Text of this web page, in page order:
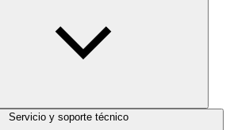
Servicio y soporte técnico